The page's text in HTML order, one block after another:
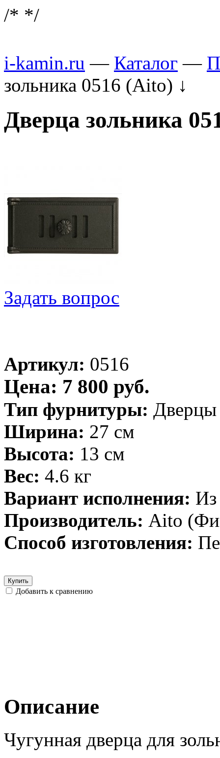
/* */
i-kamin.ru — Каталог —
зольника 0516 (Aito) ↓
Дверца зольника
Задать вопрос
Артикул: 0516
Цена: 7 800 руб.
Тип фурнитуры: Дверцы
Ширина: 27 см
Высота: 13 см
Вес: 4.6 кг
Вариант исполнения: Из
Производитель: Aito
Способ изготовления:
Купить
Добавить к сравнению
Описание
Чугунная дверца для